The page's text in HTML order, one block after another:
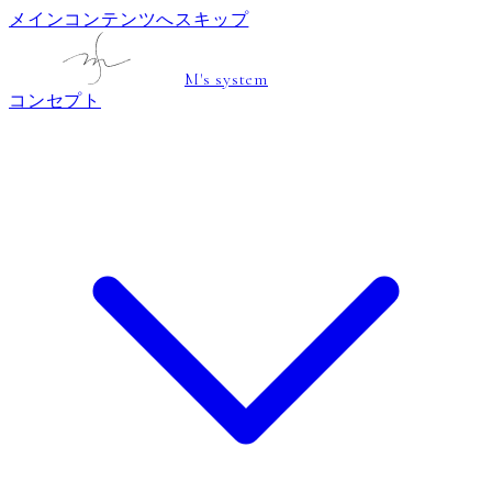
メインコンテンツへスキップ
M's system
コンセプト